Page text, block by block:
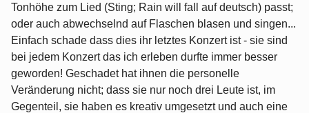
Tonhöhe zum Lied (Sting; Rain will fall auf deutsch) passt;
oder auch abwechselnd auf Flaschen blasen und singen...
Einfach schade dass dies ihr letztes Konzert ist - sie sind
bei jedem Konzert das ich erleben durfte immer besser
geworden! Geschadet hat ihnen die personelle
Veränderung nicht; dass sie nur noch drei Leute ist, im
Gegenteil, sie haben es kreativ umgesetzt und auch eine